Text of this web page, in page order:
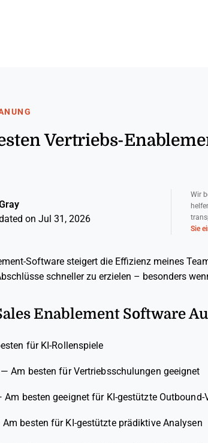
Vertriebs-
on Jul 31, 2026
Wir
Sie
Software steigert die Effizienz meines
schneller zu erzielen – besonders
Enablement Software
für KI-Rollenspiele
—Am besten für Vertriebsschulungen geeignet
Am besten geeignet für KI-gestützte Outbound-
Am besten für KI-gestützte prädiktive Analysen